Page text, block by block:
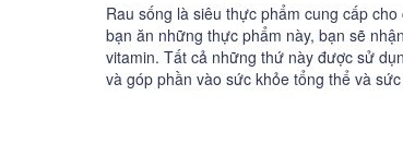
Rau sống là siêu thực phẩm cung cấp
bạn ăn những thực phẩm này, bạn sẽ
vitamin. Tất cả những thứ này được sử
và góp phần vào sức khỏe tổng thể và